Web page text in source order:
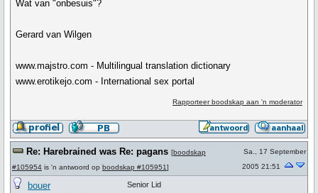
Wat van "onbesuis"?
Gerard van Wilgen
www.majstro.com - Multilingual translation dictionary
www.erotikejo.com - International sex portal
Rapporteer boodskap aan 'n moderator
Re: Harebrained was Re: pagans [boodskap
#105954 is 'n antwoord op boodskap #105951]
Sa., 17 September
2005 21:51
bouer Senior Lid